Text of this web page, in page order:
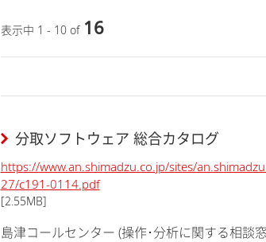
表示中 1 - 10 of 16
分取ソフトウェア 総合カタログ
https://www.an.shimadzu.co.jp/sites/
27/c191-0114.pdf
[2.55MB]
島津コールセンター (操作･分析に関する相